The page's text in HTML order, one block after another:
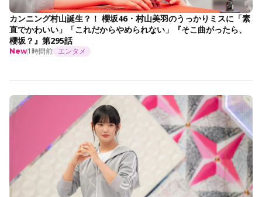
カンニング村山誕生？！ 櫻坂46・村山美羽のうっかりミスに「素
直でかわいい」「これだからやめられない」『そこ曲がったら、
櫻坂？』第295話
New1時間前 エンタメ